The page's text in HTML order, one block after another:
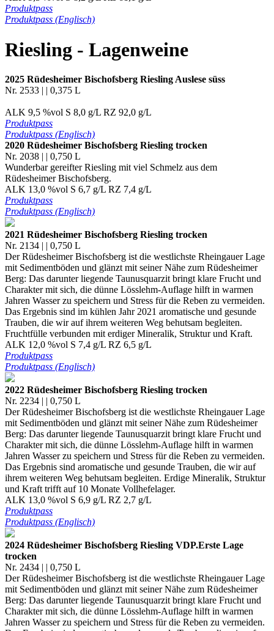
Produktpass
Produktpass (Englisch)
Riesling - Lagenweine
2025 Rüdesheimer Bischofsberg Riesling Auslese süss
Nr. 2533 | | 0,375 L
ALK 9,5 %vol S 8,0 g/L RZ 92,0 g/L
Produktpass
Produktpass (Englisch)
2020 Rüdesheimer Bischofsberg Riesling trocken
Nr. 2038 | | 0,750 L
Wunderbar gereifter Riesling mit viel Schmelz aus dem
Rüdesheimer Bischofsberg.
ALK 13,0 %vol S 6,7 g/L RZ 7,4 g/L
Produktpass
Produktpass (Englisch)
2021 Rüdesheimer Bischofsberg Riesling trocken
Nr. 2134 | | 0,750 L
Der Rüdesheimer Bischofsberg ist die westlichste Rheingauer Lage
mit Sedimentböden und glänzt mit seiner Nähe zum Rüdesheimer
Berg: Das darunter liegende Taunusquarzit bringt klare Frucht und
Charakter mit sich, die dünne Lösslehm-Auflage hilft in warmen
Jahren Wasser zu speichern und Stress für die Reben zu vermeiden.
Das Ergebnis sind im kühlen Jahr 2021 aromatische und gesunde
Trauben, die wir auf ihrem weiteren Weg behutsam begleiten.
Fruchtfülle verbunden mit erdiger Mineralik, Struktur und Kraft.
ALK 12,0 %vol S 7,4 g/L RZ 6,5 g/L
Produktpass
Produktpass (Englisch)
2022 Rüdesheimer Bischofsberg Riesling trocken
Nr. 2234 | | 0,750 L
Der Rüdesheimer Bischofsberg ist die westlichste Rheingauer Lage
mit Sedimentböden und glänzt mit seiner Nähe zum Rüdesheimer
Berg: Das darunter liegende Taunusquarzit bringt klare Frucht und
Charakter mit sich, die dünne Lösslehm-Auflage hilft in warmen
Jahren Wasser zu speichern und Stress für die Reben zu vermeiden.
Das Ergebnis sind aromatische und gesunde Trauben, die wir auf
ihrem weiteren Weg behutsam begleiten. Erdige Mineralik, Struktur
und Kraft trifft auf 10 Monate Vollhefelager.
ALK 13,0 %vol S 6,9 g/L RZ 2,7 g/L
Produktpass
Produktpass (Englisch)
2024 Rüdesheimer Bischofsberg Riesling VDP.Erste Lage
trocken
Nr. 2434 | | 0,750 L
Der Rüdesheimer Bischofsberg ist die westlichste Rheingauer Lage
mit Sedimentböden und glänzt mit seiner Nähe zum Rüdesheimer
Berg: Das darunter liegende Taunusquarzit bringt klare Frucht und
Charakter mit sich, die dünne Lösslehm-Auflage hilft in warmen
Jahren Wasser zu speichern und Stress für die Reben zu vermeiden.